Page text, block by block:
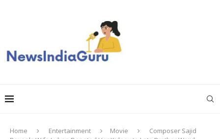
Home Entertainment Movie
Composer Sajid